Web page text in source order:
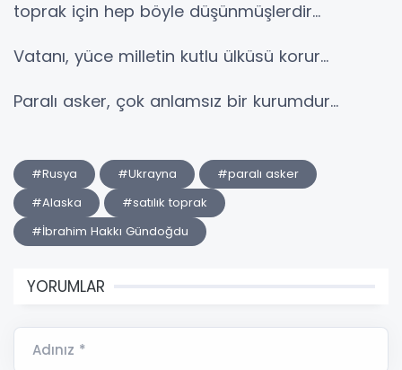
toprak için hep böyle düşünmüşlerdir…
Vatanı, yüce milletin kutlu ülküsü korur…
Paralı asker, çok anlamsız bir kurumdur…
#Rusya #Ukrayna
#paralı asker
#Alaska
#satılık toprak
#İbrahim Hakkı Gündoğdu
YORUMLAR
Adınız *